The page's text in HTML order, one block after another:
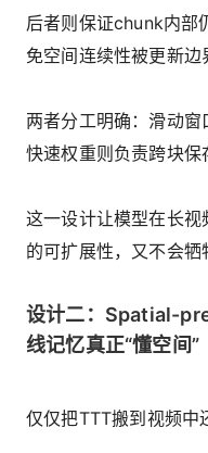
后者则保证chunk内部
免空间连续性被更新边
两者分工明确：滑动窗
快速权重则负责跨块保
这一设计让模型在长
的可扩展性，又不会牺
设计二：Spatial-
线记忆真正“懂空间”
仅仅把TTT搬到视频中